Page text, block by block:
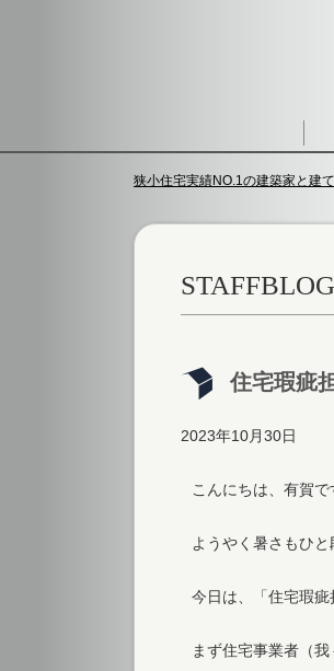
狭小住宅実績NO.1の建築家と建
STAFFBLOG
住宅瑕疵
2023年10月30日
こんにちは、有賀で
ようやく暑さもひ
今日は、「住宅瑕疵
まず住宅事業者（